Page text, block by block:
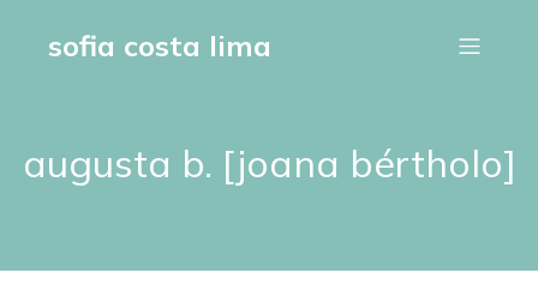
sofia costa lima
augusta b. [joana bértholo]